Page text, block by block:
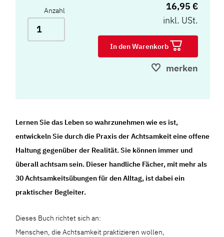
Anzahl
16,95 €
inkl. USt.
In den Warenkorb
merken
Lernen Sie das Leben so wahrzunehmen wie es ist,
entwickeln Sie durch die Praxis der Achtsamkeit eine offene
Haltung gegenüber der Realität. Sie können immer und
überall achtsam sein. Dieser handliche Fächer, mit mehr als
30 Achtsamkeitsübungen für den Alltag, ist dabei ein
praktischer Begleiter.
Dieses Buch richtet sich an:
Menschen, die Achtsamkeit praktizieren wollen,